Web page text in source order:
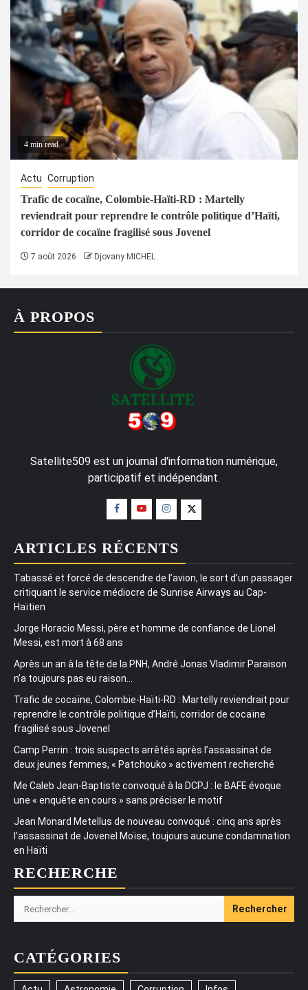
4 min read
Actu Corruption
Trafic de cocaïne, Colombie-Haïti-RD : Martelly
reviendrait pour reprendre le contrôle politique d’Haïti,
corridor de cocaïne fragilisé sous Jovenel
7 août 2026 Djovany MICHEL
À PROPOS
Satellite509 est un journal d'information numérique,
participatif et indépendant.
ARTICLES RÉCENTS
Tabassé et forcé de descendre de l’avion, le sort d’un passager
critiquant le service médiocre de Sunrise Airways au Cap-
Haïtien
Jorge Horacio Messi, père et homme de confiance de Lionel
Messi, est mort à 68 ans
Après un an à la tête de la PNH, André Jonas Vladimir Paraison
n’a toujours pas eu raison…
Trafic de cocaïne, Colombie-Haïti-RD : Martelly reviendrait pour
reprendre le contrôle politique d’Haïti, corridor de cocaïne
fragilisé sous Jovenel
Camp Perrin : trois suspects arrêtés après l’assassinat de
deux jeunes femmes, « Patchouko » activement recherché
Me Caleb Jean-Baptiste convoqué à la DCPJ : le BAFE évoque
une « enquête en cours » sans préciser le motif
Jean Monard Metellus de nouveau convoqué : cinq ans après
l’assassinat de Jovenel Moïse, toujours aucune condamnation
en Haïti
RECHERCHE
Rechercher :
CATÉGORIES